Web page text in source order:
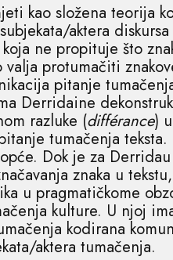
kao složena teorija
aktera
ne propituje što
protumačiti
pitanje
Derridaine
razluke (différance)
tumačenja
Dok je za
znaka u
u pragmatičkome
kulture. U njoj
kodirana
aktera tumačenja.